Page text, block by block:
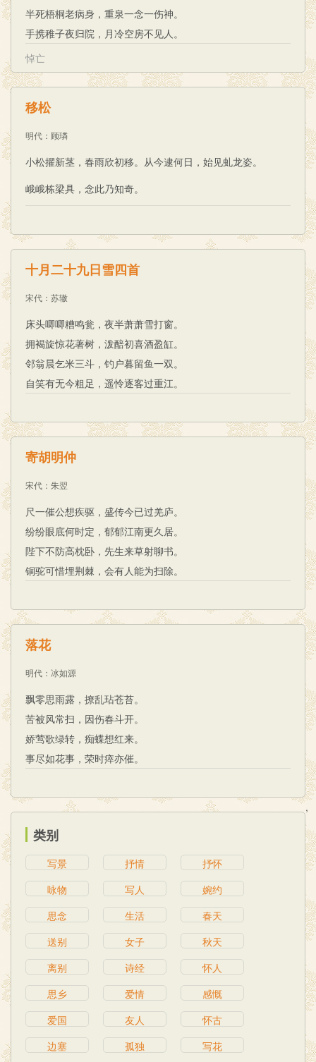
半死梧桐老病身，重泉一念一伤神。
手携稚子夜归院，月冷空房不见人。
悼亡
移松
明代 ： 顾璘
小松擢新茎，春雨欣初移。从今逮何日，始见虬龙姿。
峨峨栋梁具，念此乃知奇。
十月二十九日雪四首
宋代 ： 苏辙
床头唧唧糟鸣瓮，夜半萧萧雪打窗。
拥褐旋惊花著树，泼醅初喜酒盈缸。
邻翁晨乞米三斗，钓户暮留鱼一双。
自笑有无今粗足，遥怜逐客过重江。
寄胡明仲
宋代 ： 朱翌
尺一催公想疾驱，盛传今已过羌庐。
纷纷眼底何时定，郁郁江南更久居。
陛下不防高枕卧，先生来草射聊书。
铜驼可惜埋荆棘，会有人能为扫除。
落花
明代 ： 冰如源
飘零思雨露，撩乱玷苍苔。
苦被风常扫，因伤春斗开。
娇莺歌绿转，痴蝶想红来。
事尽如花事，荣时瘁亦催。
类别
写景 抒情
抒怀
咏物
写人
婉约
思念
生活
春天
送别
女子
秋天
离别
诗经
怀人
思乡
爱情
感慨
爱国
友人
怀古
边塞
孤独 写花
,